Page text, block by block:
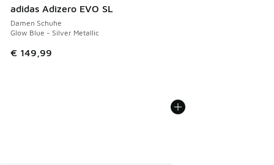
adidas Adizero EVO SL
Damen Schuhe
Glow Blue - Silver Metallic
€ 149,99